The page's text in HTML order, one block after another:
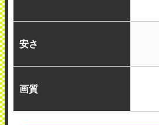
安さ
画質